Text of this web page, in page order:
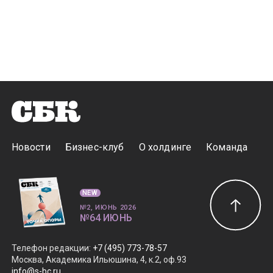
Новости Бизнес-клуб О холдинге Команда
Телефон редакции: +7 (495) 773-78-57
Москва, Академика Ильюшина, 4, к.2, оф.93
NEW
№2, ИЮНЬ 2026
№64 ИЮНЬ